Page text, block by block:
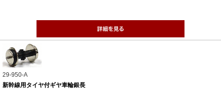
29-950-A
新幹線用タイヤ付ギヤ車輪銀長